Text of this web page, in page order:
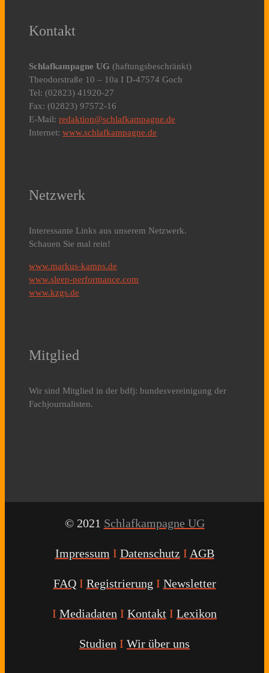
Kontakt
Schlafkampagne UG (haftungsbeschränkt)
Theodorstraße 10 – 10a I D-47574 Goch
Tel: (02823) 41920-27
Fax: (02823) 97572-16
E-Mail: redaktion@schlafkampagne.de
Internet: www.schlafkampagne.de
Netzwerk
Interessante Links aus unserem Netzwerk.
Schauen Sie mal rein!
www.markus-kamps.de
www.sleep-performance.com
www.kzgs.de
Mitglied
Wir sind Mitglied in der bdfj: bundesvereinigung der
Fachjournalisten.
© 2021 Schlafkampagne UG
Impressum I Datenschutz I AGB
FAQ I Registrierung I Newsletter
I Mediadaten I Kontakt I Lexikon
Studien I Wir über uns